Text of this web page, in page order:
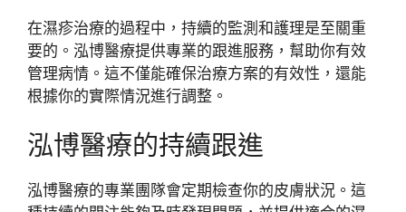
在濕疹治療的過程中，持續的監測和護理是至關重
要的。泓博醫療提供專業的跟進服務，幫助你有效
管理病情。這不僅能確保治療方案的有效性，還能
根據你的實際情況進行調整。
泓博醫療的持續跟進
泓博醫療的專業團隊會定期檢查你的皮膚狀況。這